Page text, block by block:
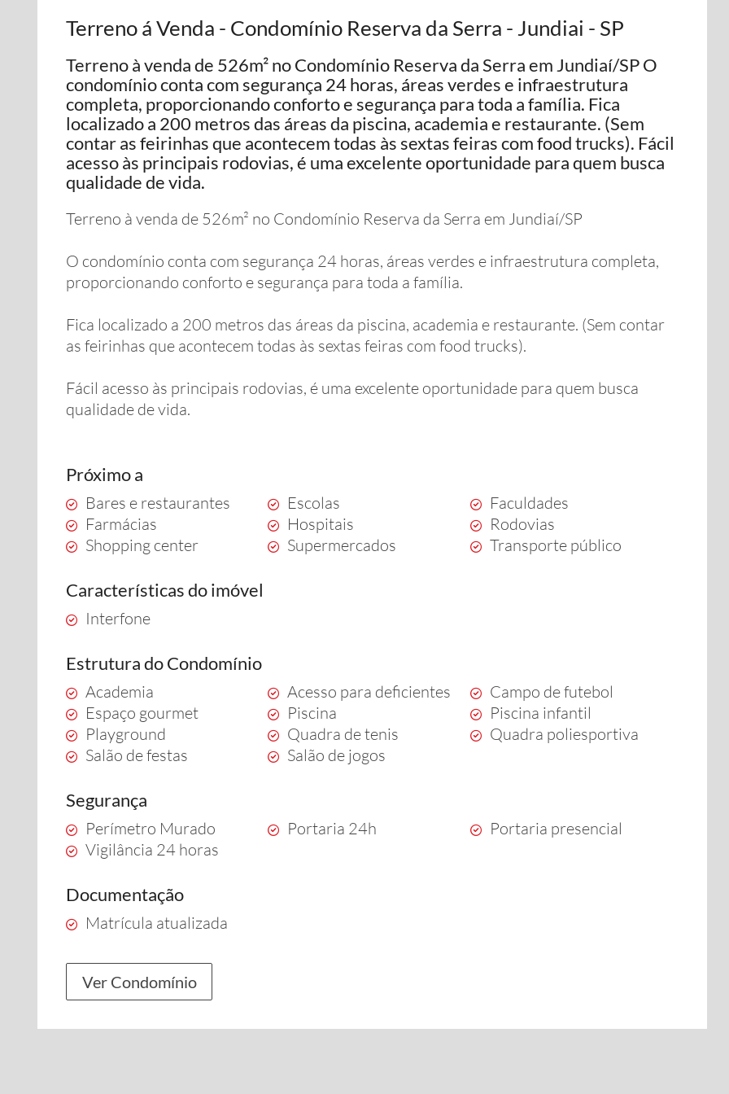
Terreno á Venda - Condomínio Reserva da Serra - Jundiai - SP
Terreno à venda de 526m² no Condomínio Reserva da Serra em Jundiaí/SP O
condomínio conta com segurança 24 horas, áreas verdes e infraestrutura
completa, proporcionando conforto e segurança para toda a família. Fica
localizado a 200 metros das áreas da piscina, academia e restaurante. (Sem
contar as feirinhas que acontecem todas às sextas feiras com food trucks). Fácil
acesso às principais rodovias, é uma excelente oportunidade para quem busca
qualidade de vida.
Terreno à venda de 526m² no Condomínio Reserva da Serra em Jundiaí/SP
O condomínio conta com segurança 24 horas, áreas verdes e infraestrutura completa,
proporcionando conforto e segurança para toda a família.
Fica localizado a 200 metros das áreas da piscina, academia e restaurante. (Sem contar
as feirinhas que acontecem todas às sextas feiras com food trucks).
Fácil acesso às principais rodovias, é uma excelente oportunidade para quem busca
qualidade de vida.
Próximo a
Bares e restaurantes Escolas
Faculdades
Farmácias
Hospitais
Rodovias
Shopping center
Supermercados Transporte público
Características do imóvel
Interfone
Estrutura do Condomínio
Academia Acesso para deficientes
Campo de futebol
Espaço gourmet
Piscina
Piscina infantil
Playground
Quadra de tenis
Quadra poliesportiva
Salão de festas
Salão de jogos
Segurança
Perímetro Murado Portaria 24h
Portaria presencial
Vigilância 24 horas
Documentação
Matrícula atualizada
Ver Condomínio